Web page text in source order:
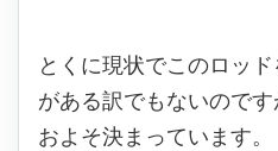
とくに現状でこのロッ
がある訳でもないので
およそ決まっています。